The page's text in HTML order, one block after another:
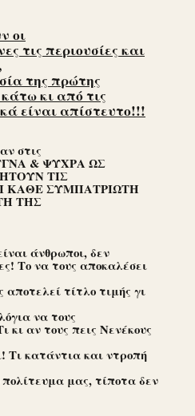
οι
τις περιουσίες και
της πρώτης
κι από τις
είναι απίστευτο!!!
στις
& ΨΥΧΡΑ ΩΣ
ΤΙΣ
ΚΑΘΕ ΣΥΜΠΑΤΡΙΩΤΗ
ΤΗΣ
άνθρωποι, δεν
Το να τους αποκαλέσει
αποτελεί τίτλο τιμής γι
να τους
κι αν τους πεις Νενέκους
Τι κατάντια και ντροπή
μας, τίποτα δεν